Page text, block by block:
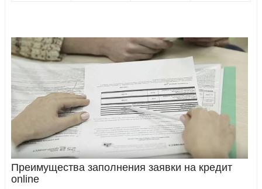
Преимущества заполнения заявки на кредит
online